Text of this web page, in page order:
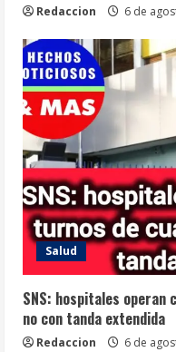
Redaccion 6 de
Salud
SNS: hospitales
no con tanda extendida
Redaccion 6 de